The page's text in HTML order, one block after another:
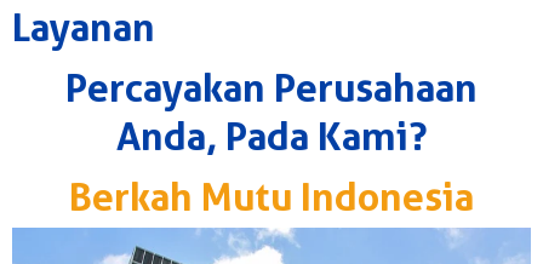
Layanan
Percayakan Perusahaan
Anda, Pada Kami?
Berkah Mutu Indonesia